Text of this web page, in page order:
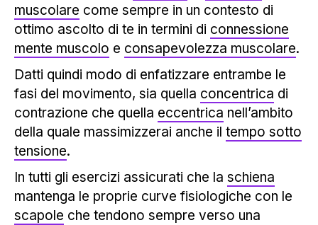
muscolare come sempre in un contesto di
ottimo ascolto di te in termini di connessione
mente muscolo e consapevolezza muscolare.
Datti quindi modo di enfatizzare entrambe le
fasi del movimento, sia quella concentrica di
contrazione che quella eccentrica nell’ambito
della quale massimizzerai anche il tempo sotto
tensione.
In tutti gli esercizi assicurati che la schiena
mantenga le proprie curve fisiologiche con le
scapole che tendono sempre verso una